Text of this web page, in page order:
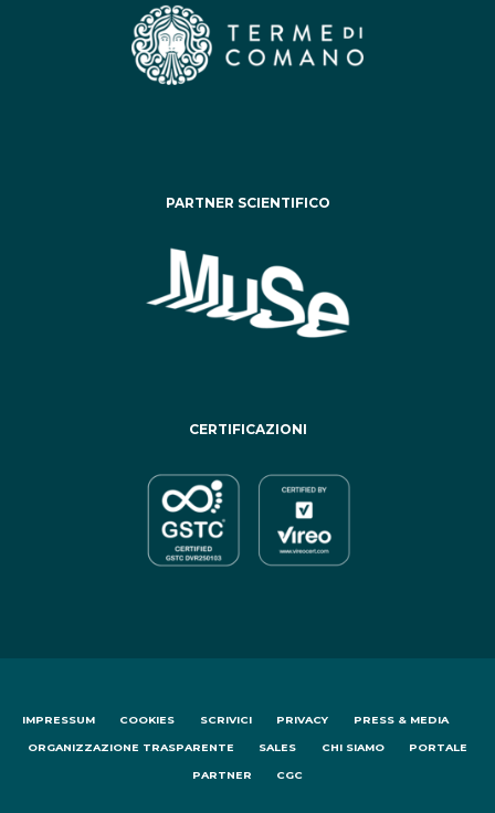
PARTNER SCIENTIFICO
CERTIFICAZIONI
IMPRESSUM COOKIES SCRIVICI PRIVACY PRESS & MEDIA
ORGANIZZAZIONE TRASPARENTE SALES CHI SIAMO PORTALE
PARTNER CGC